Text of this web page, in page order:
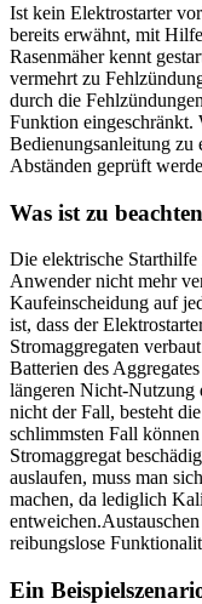
Ist kein Elektrostarter
bereits erwähnt, mit
Rasenmäher kennt
vermehrt zu
durch die
Funktion eingeschränkt.
Bedienungsanleitung zu
Abständen geprüft
Was ist zu
Die elektrische Starthilfe
Anwender nicht mehr
Kaufeinscheidung auf
ist, dass der
Stromaggregaten
Batterien des
längeren Nicht-Nutzung
nicht der Fall, besteht
schlimmsten Fall
Stromaggregat
auslaufen, muss man
machen, da lediglich
reibungslose
Ein